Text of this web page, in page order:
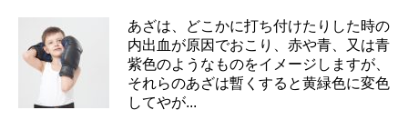
あざは、どこかに打ち付けたりした時の
内出血が原因でおこり、赤や青、又は青
紫色のようなものをイメージしますが、
それらのあざは暫くすると黄緑色に変色
してやが...